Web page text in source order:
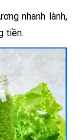
nhanh lành,
tiền.